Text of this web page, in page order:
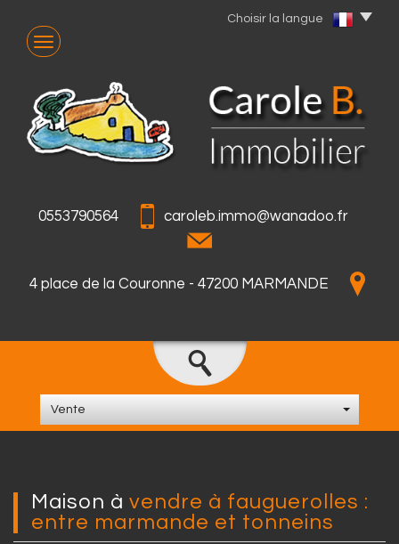
Choisir la langue
0553790564 caroleb.immo@wanadoo.fr
4 place de la Couronne - 47200 MARMANDE
Vente
maison à vendre à fauguerolles :
entre marmande et tonneins